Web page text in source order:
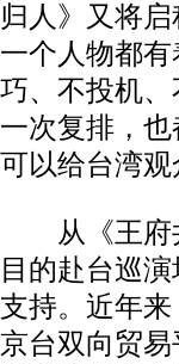
归人》又将
一个人物都
巧、不投机
一次复排，
可以给台湾观
从《王府井
目的赴台巡
支持。近年
京台双向贸